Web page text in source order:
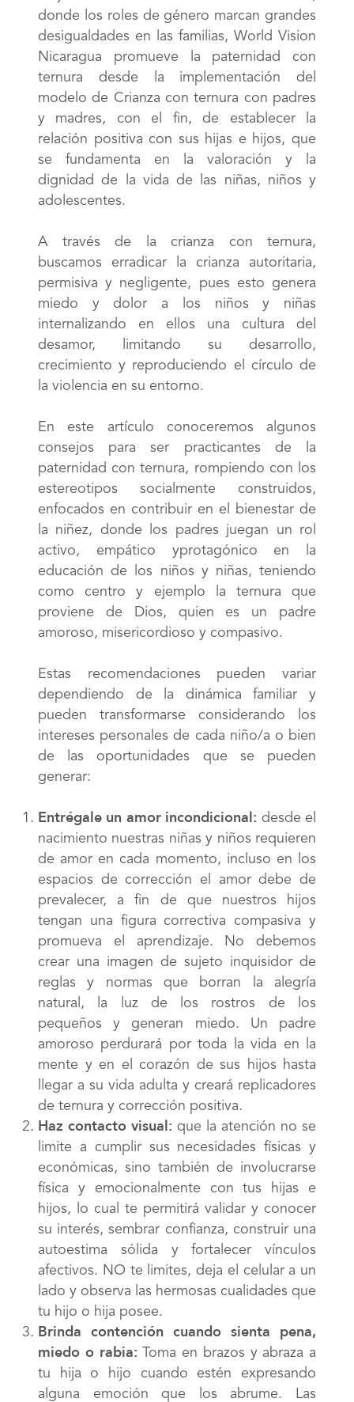
donde los roles de género marcan grandes
desigualdades en las familias, World Vision
Nicaragua promueve la paternidad con
ternura desde la implementación del
modelo de Crianza con ternura con padres
y madres, con el fin, de establecer la
relación positiva con sus hijas e hijos, que
se fundamenta en la valoración y la
dignidad de la vida de las niñas, niños y
adolescentes.
A través de la crianza con ternura,
buscamos erradicar la crianza autoritaria,
permisiva y negligente, pues esto genera
miedo y dolor a los niños y niñas
internalizando en ellos una cultura del
desamor, limitando su desarrollo,
crecimiento y reproduciendo el círculo de
la violencia en su entorno.
En este artículo conoceremos algunos
consejos para ser practicantes de la
paternidad con ternura, rompiendo con los
estereotipos socialmente construidos,
enfocados en contribuir en el bienestar de
la niñez, donde los padres juegan un rol
activo, empático yprotagónico en la
educación de los niños y niñas, teniendo
como centro y ejemplo la ternura que
proviene de Dios, quien es un padre
amoroso, misericordioso y compasivo.
Estas recomendaciones pueden variar
dependiendo de la dinámica familiar y
pueden transformarse considerando los
intereses personales de cada niño/a o bien
de las oportunidades que se pueden
generar:
Entrégale un amor incondicional: desde el
nacimiento nuestras niñas y niños requieren
de amor en cada momento, incluso en los
espacios de corrección el amor debe de
prevalecer, a fin de que nuestros hijos
tengan una figura correctiva compasiva y
promueva el aprendizaje. No debemos
crear una imagen de sujeto inquisidor de
reglas y normas que borran la alegría
natural, la luz de los rostros de los
pequeños y generan miedo. Un padre
amoroso perdurará por toda la vida en la
mente y en el corazón de sus hijos hasta
llegar a su vida adulta y creará replicadores
de ternura y corrección positiva.
Haz contacto visual: que la atención no se
limite a cumplir sus necesidades físicas y
económicas, sino también de involucrarse
física y emocionalmente con tus hijas e
hijos, lo cual te permitirá validar y conocer
su interés, sembrar confianza, construir una
autoestima sólida y fortalecer vínculos
afectivos. NO te limites, deja el celular a un
lado y observa las hermosas cualidades que
tu hijo o hija posee.
Brinda contención cuando sienta pena,
miedo o rabia: Toma en brazos y abraza a
tu hija o hijo cuando estén expresando
alguna emoción que los abrume. Las